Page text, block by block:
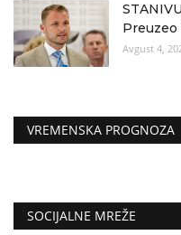
Preuzeo
Avgust 4,
VREMENSKA PROGNOZA
SOCIJALNE MREŽE